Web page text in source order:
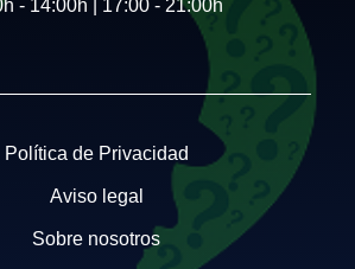
- 14:00h | 17:00 - 21:00h
Política de Privacidad
Aviso legal
Sobre nosotros